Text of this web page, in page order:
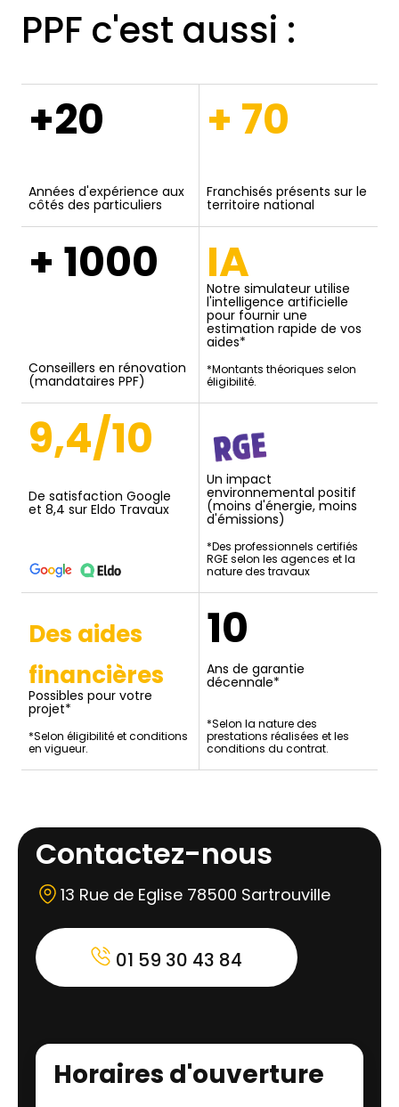
PPF c'est aussi :
+20
Années d'expérience aux
côtés des particuliers
+ 70
Franchisés présents sur le
territoire national
+ 1000
Conseillers en rénovation
(mandataires PPF)
IA
Notre simulateur utilise
l'intelligence artificielle
pour fournir une
estimation rapide de vos
aides*
*Montants théoriques selon
éligibilité.
9,4/10
De satisfaction Google
et 8,4 sur Eldo Travaux
Un impact
environnemental positif
(moins d'énergie, moins
d'émissions)
*Des professionnels certifiés
RGE selon les agences et la
nature des travaux
Des aides
financières
Possibles pour votre
projet*
*Selon éligibilité et conditions
en vigueur.
10
Ans de garantie
décennale*
*Selon la nature des
prestations réalisées et les
conditions du contrat.
Contactez-nous
13 Rue de Eglise 78500 Sartrouville
01 59 30 43 84
Horaires d'ouverture